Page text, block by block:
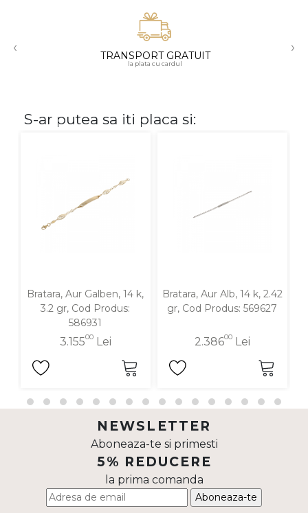
18K
‹ TRANSPORT GRATUIT
la plata cu cardul
›
S-ar putea sa iti placa si:
Bratara, Aur Galben, 14 k,
3.2 gr, Cod Produs:
586931
3.15500Lei
Bratara, Aur Alb, 14 k, 2.42
gr, Cod Produs: 569627
2.38600Lei
NEWSLETTER
Aboneaza-te si primesti
5% REDUCERE
la prima comanda
Aboneaza-te